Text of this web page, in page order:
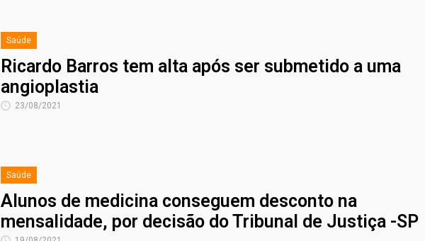
Saúde
Ricardo Barros tem alta após ser submetido a uma
angioplastia
23/08/2021
Saúde
Alunos de medicina conseguem desconto na
mensalidade, por decisão do Tribunal de Justiça -SP